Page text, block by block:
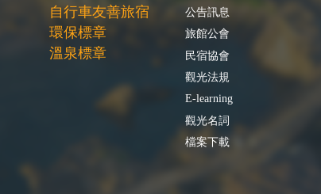
自行車友善旅宿
環保標章
溫泉標章
公告訊息
旅館公會
民宿協會
觀光法規
E-learning
觀光名詞
檔案下載